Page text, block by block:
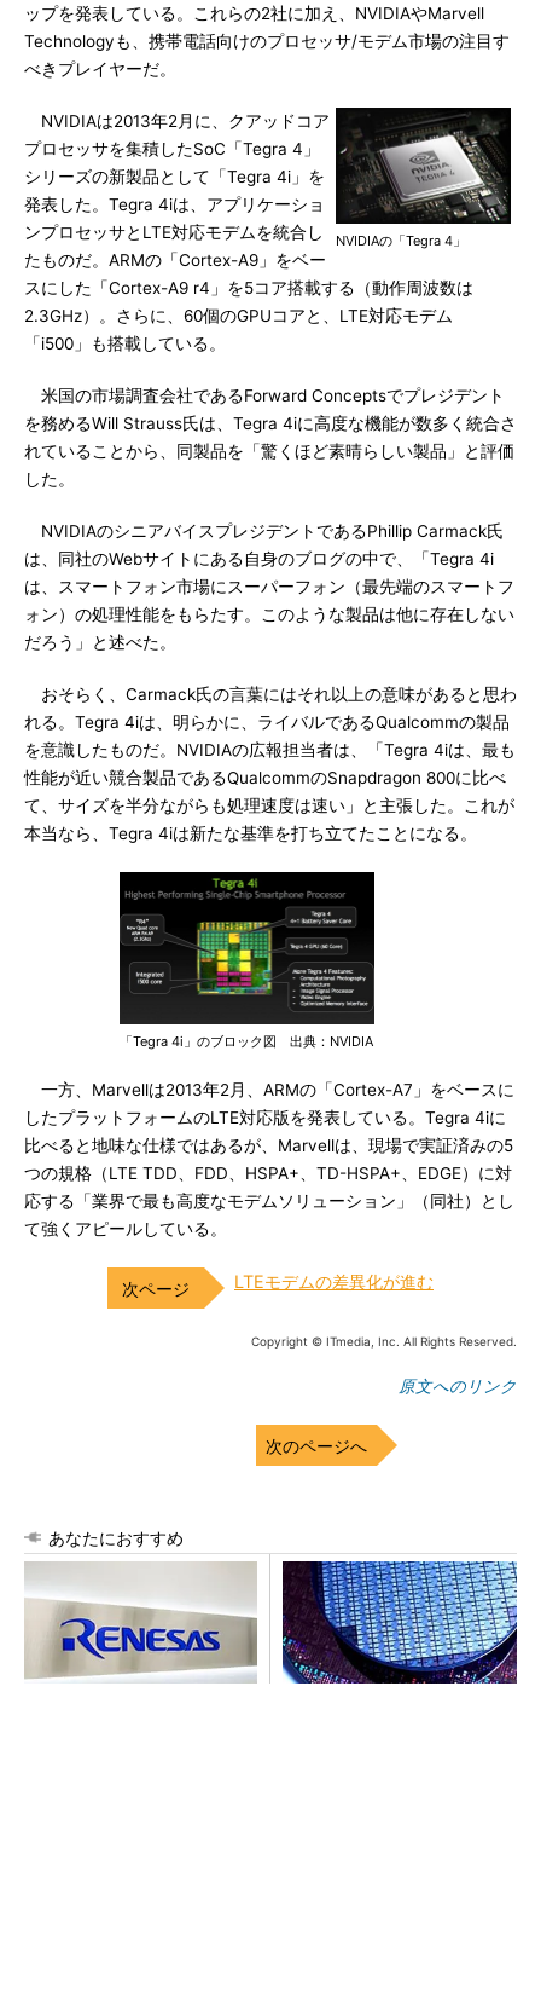
ップを発表している。これらの2社に加え、NVIDIAやMarvell
Technologyも、携帯電話向けのプロセッサ/モデム市場の注目す
べきプレイヤーだ。
NVIDIAの「Tegra 4」
NVIDIAは2013年2月に、クアッドコア
プロセッサを集積したSoC「Tegra 4」
シリーズの新製品として「Tegra 4i」を
発表した。Tegra 4iは、アプリケーショ
ンプロセッサとLTE対応モデムを統合し
たものだ。ARMの「Cortex-A9」をベー
スにした「Cortex-A9 r4」を5コア搭載する（動作周波数は
2.3GHz）。さらに、60個のGPUコアと、LTE対応モデム
「i500」も搭載している。
米国の市場調査会社であるForward Conceptsでプレジデント
を務めるWill Strauss氏は、Tegra 4iに高度な機能が数多く統合さ
れていることから、同製品を「驚くほど素晴らしい製品」と評価
した。
NVIDIAのシニアバイスプレジデントであるPhillip Carmack氏
は、同社のWebサイトにある自身のブログの中で、「Tegra 4i
は、スマートフォン市場にスーパーフォン（最先端のスマートフ
ォン）の処理性能をもらたす。このような製品は他に存在しない
だろう」と述べた。
おそらく、Carmack氏の言葉にはそれ以上の意味があると思わ
れる。Tegra 4iは、明らかに、ライバルであるQualcommの製品
を意識したものだ。NVIDIAの広報担当者は、「Tegra 4iは、最も
性能が近い競合製品であるQualcommのSnapdragon 800に比べ
て、サイズを半分ながらも処理速度は速い」と主張した。これが
本当なら、Tegra 4iは新たな基準を打ち立てたことになる。
「Tegra 4i」のブロック図 出典：NVIDIA
一方、Marvellは2013年2月、ARMの「Cortex-A7」をベースに
したプラットフォームのLTE対応版を発表している。Tegra 4iに
比べると地味な仕様ではあるが、Marvellは、現場で実証済みの5
つの規格（LTE TDD、FDD、HSPA+、TD-HSPA+、EDGE）に対
応する「業界で最も高度なモデムソリューション」（同社）とし
て強くアピールしている。
LTEモデムの差異化が進む
Copyright © ITmedia, Inc. All Rights Reserved.
原文へのリンク
次のページへ
あなたにおすすめ